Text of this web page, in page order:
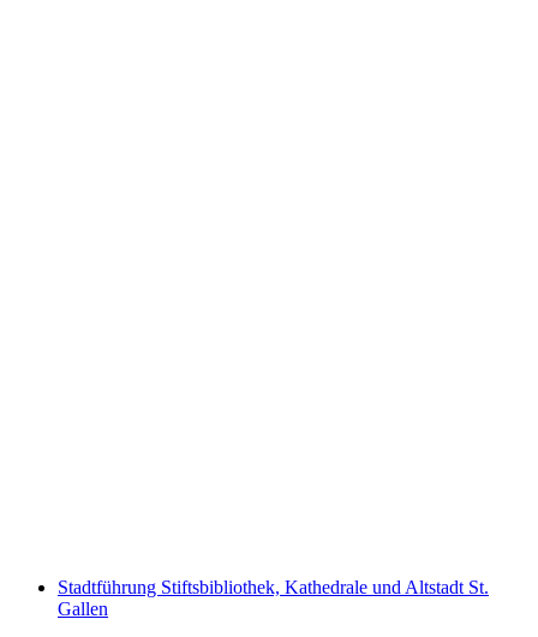
Stadtführung Stiftsbibliothek, Kathedrale und Altstadt St.
Gallen